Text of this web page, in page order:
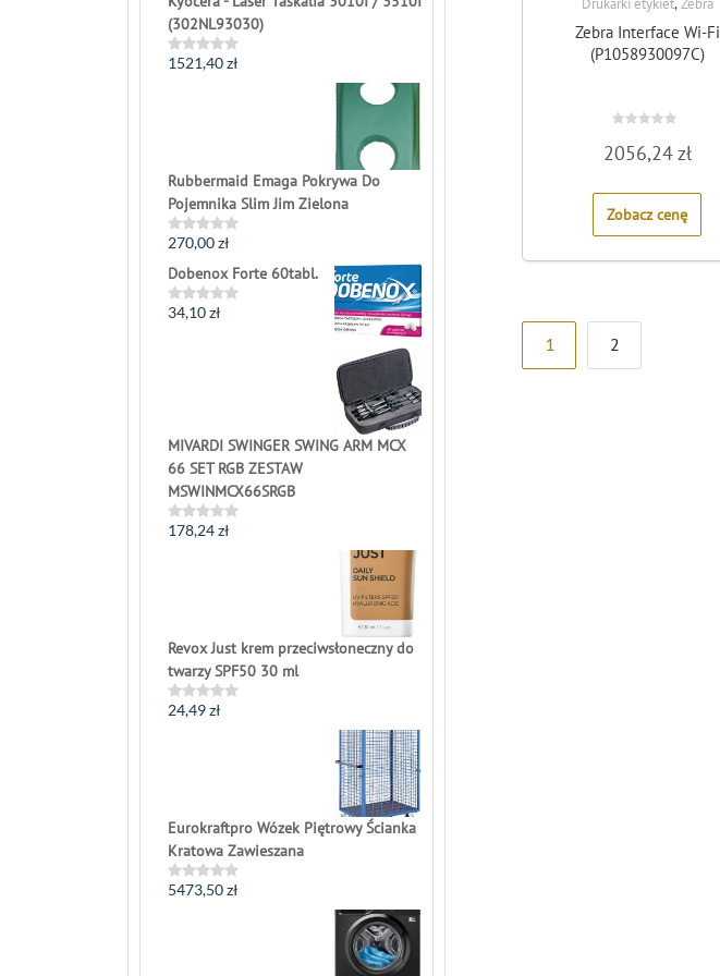
Zebra Interface Wi-Fi
(P1058930097C)
0
out
5
2056,24zł
Zobacz cenę
Stronicowanie
wpisów
1 2
(302NL93030)
Rated
1521,40zł
Rubbermaid Emaga Pokrywa Do
Pojemnika Slim Jim Zielona
Rated
out
of
5
270,00zł
Dobenox Forte 60tabl.
Rated
34,10zł
MIVARDI SWINGER SWING ARM MCX
66 SET RGB ZESTAW
MSWINMCX66SRGB
Rated
178,24zł
Revox Just krem przeciwsłoneczny do
twarzy SPF50 30 ml
Rated
24,49zł
Eurokraftpro Wózek Piętrowy Ścianka
Kratowa Zawieszana
Rated
5473,50zł